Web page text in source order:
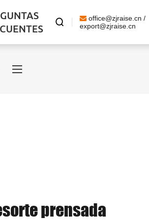

office@zjraise.cn /
export@zjraise.cn
prensada